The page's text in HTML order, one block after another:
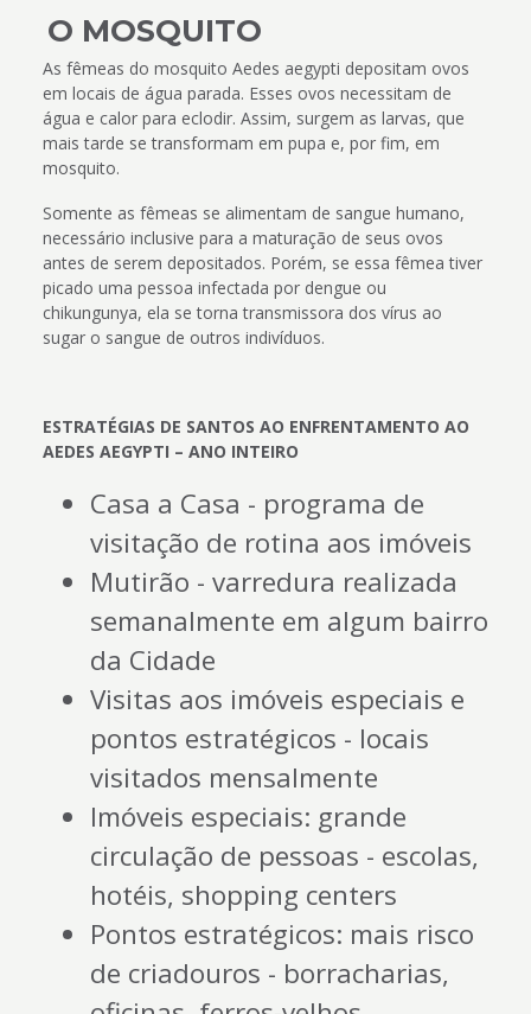
O MOSQUITO
As fêmeas do mosquito Aedes aegypti depositam ovos
em locais de água parada. Esses ovos necessitam de
água e calor para eclodir. Assim, surgem as larvas, que
mais tarde se transformam em pupa e, por fim, em
mosquito.
Somente as fêmeas se alimentam de sangue humano,
necessário inclusive para a maturação de seus ovos
antes de serem depositados. Porém, se essa fêmea tiver
picado uma pessoa infectada por dengue ou
chikungunya, ela se torna transmissora dos vírus ao
sugar o sangue de outros indivíduos.
ESTRATÉGIAS DE SANTOS AO ENFRENTAMENTO AO
AEDES AEGYPTI – ANO INTEIRO
Casa a Casa - programa de
visitação de rotina aos imóveis
Mutirão - varredura realizada
semanalmente em algum bairro
da Cidade
Visitas aos imóveis especiais e
pontos estratégicos - locais
visitados mensalmente
Imóveis especiais: grande
circulação de pessoas - escolas,
hotéis, shopping centers
Pontos estratégicos: mais risco
de criadouros - borracharias,